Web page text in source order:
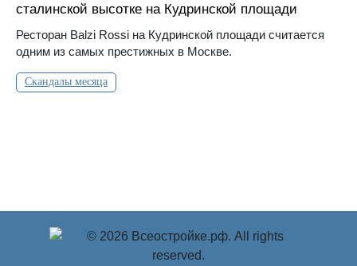
сталинской высотке на Кудринской площади
Ресторан Balzi Rossi на Кудринской площади считается
одним из самых престижных в Москве.
Скандалы месяца